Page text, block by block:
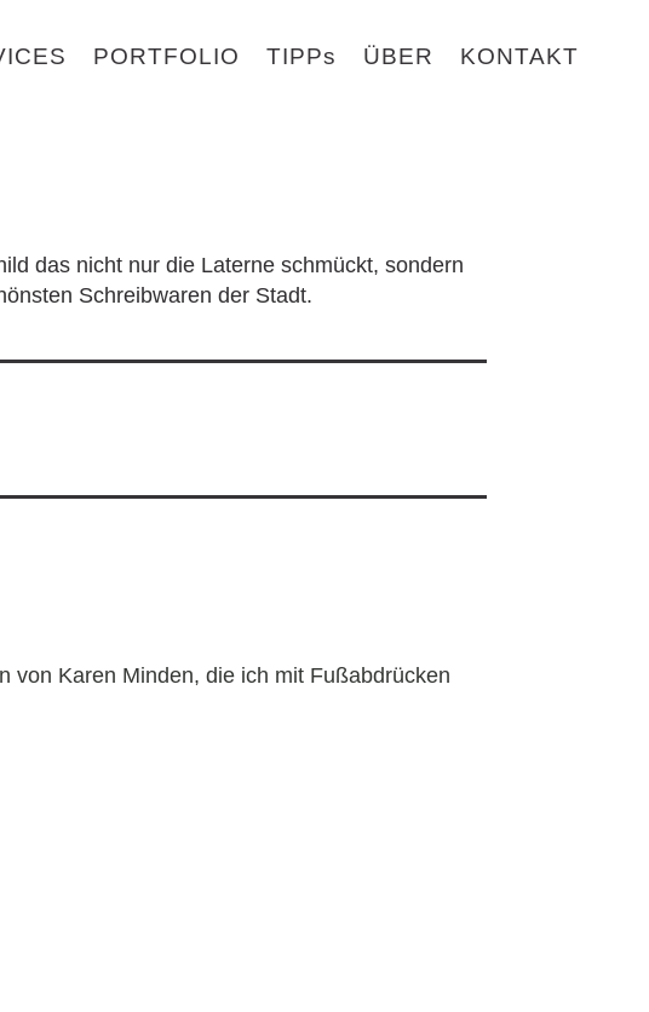
PORTFOLIO TIPPs ÜBER KONTAKT
das nicht nur die Laterne schmückt, sondern
Schreibwaren der Stadt.
von Karen Minden, die ich mit Fußabdrücken